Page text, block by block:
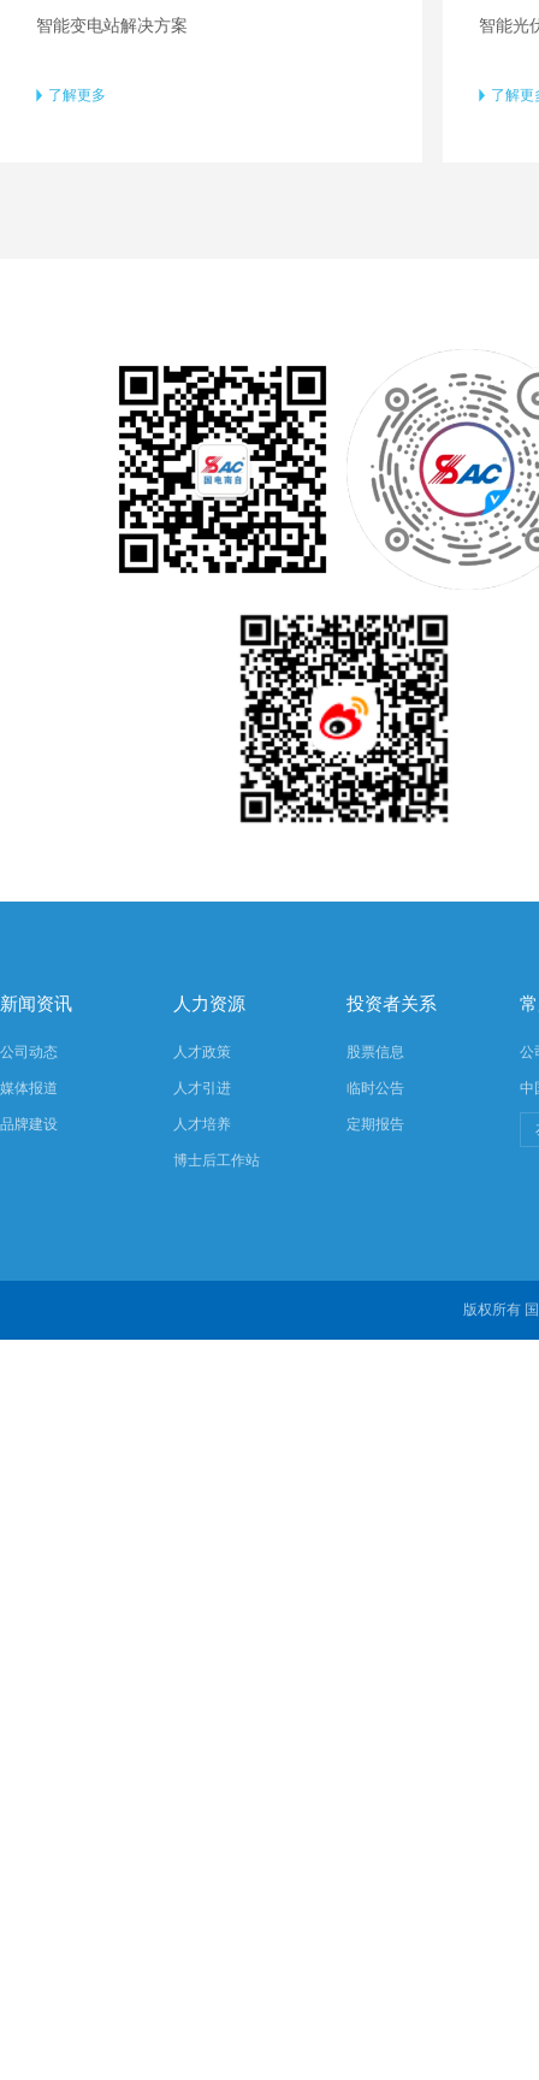
智能变电站解决方案
了解更多
智能光
了解更
新闻资讯
公司动态
媒体报道
品牌建设
人力资源
人才政策
人才引进
人才培养
博士后工作站
投资者关系
股票信息
临时公告
定期报告
公
中
版权所有